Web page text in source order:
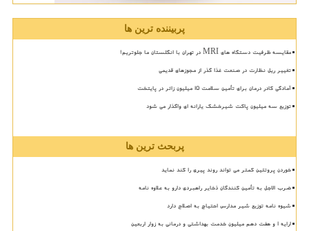
پربیننده ترین ها
مقایسه ظرفیت دستگاه های MRI در تهران با انگلستان ما جلوتریم!
تغییر ریل نظارت در صنعت غذا گذر از مجوزهای قدیمی
آمادگی کادر درمان برای تأمین سلامت 15 میلیون زائر در پایتخت
توزیع سه میلیون پاکت شیرخشک یارانه ای واگذار می شود
پربحث ترین ها
خوردن پروتئین کمتر می تواند روند پیری را کند نماید
ضرب الاجل به تأمین کنندگان ذخایر راهبردی دارو به علاوه نامه
شیوه نامه توزیع شیر مدارس احتیاج به اصلاح دارد
ارایه ۱ و هفت دهم میلیون خدمت بهداشتی و درمانی به زوار اربعین